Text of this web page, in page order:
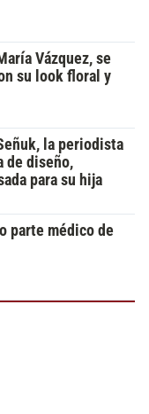
Vázquez, se
su look floral y
la periodista
de diseño,
para su hija
parte médico de